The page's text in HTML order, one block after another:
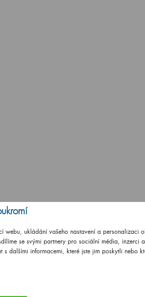
webu, ukládání vašeho nastavení a personalizaci
se svými partnery pro sociální média, inzerci
s dalšími informacemi, které jste jim poskytli nebo